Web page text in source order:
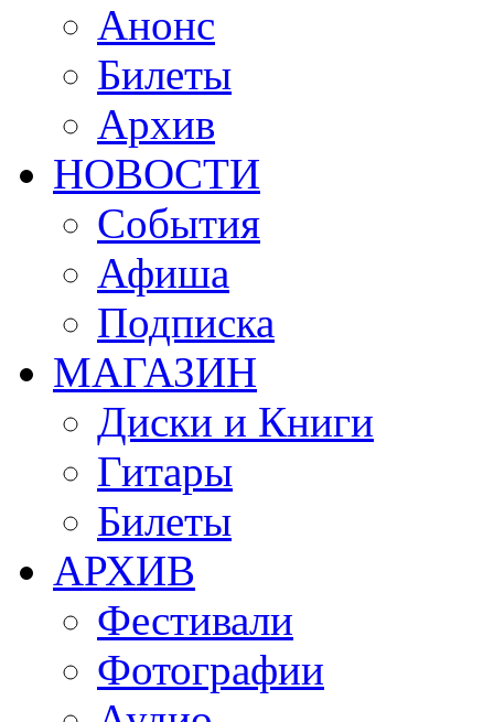
Анонс
Билеты
Архив
НОВОСТИ
События
Афиша
Подписка
МАГАЗИН
Диски и Книги
Гитары
Билеты
АРХИВ
Фестивали
Фотографии